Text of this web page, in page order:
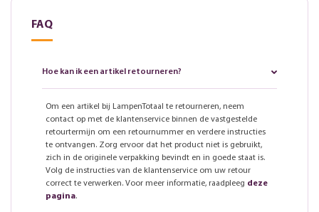
FAQ
Hoe kan ik een artikel retourneren?
Om een artikel bij LampenTotaal te retourneren, neem
contact op met de klantenservice binnen de vastgestelde
retourtermijn om een retournummer en verdere instructies
te ontvangen. Zorg ervoor dat het product niet is gebruikt,
zich in de originele verpakking bevindt en in goede staat is.
Volg de instructies van de klantenservice om uw retour
correct te verwerken. Voor meer informatie, raadpleeg deze
pagina.